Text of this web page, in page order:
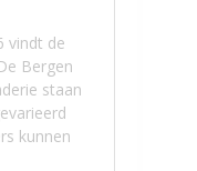
vindt de
Bergen
staan
kunnen